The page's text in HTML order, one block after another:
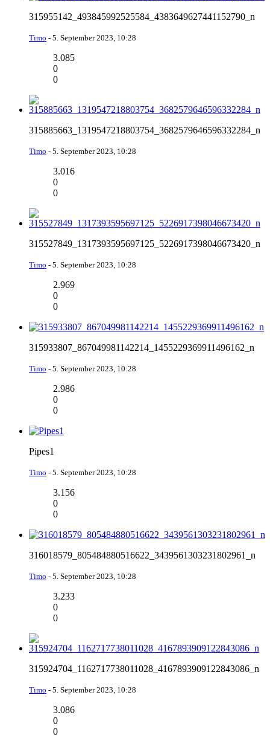
315955142_493845992525584_4383649627441152790_n
Timo - 5. September 2023, 10:28
3.085
0
0
315885663_1319547218803754_3682579646596332284_n
Timo - 5. September 2023, 10:28
3.016
0
0
315527849_1317393595697125_5226917398046673420_n
Timo - 5. September 2023, 10:28
2.969
0
0
315933807_867049981142214_1455229369911496162_n
Timo - 5. September 2023, 10:28
2.986
0
0
Pipes1
Timo - 5. September 2023, 10:28
3.156
0
0
316018579_805484880516622_3439561303231802961_n
Timo - 5. September 2023, 10:28
3.233
0
0
315924704_1162717738011028_4167893909122843086_n
Timo - 5. September 2023, 10:28
3.086
0
0